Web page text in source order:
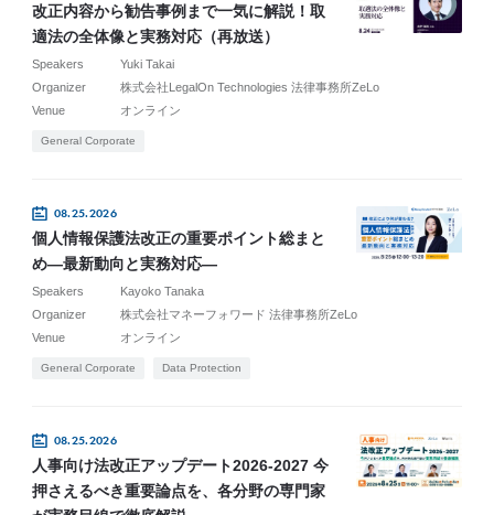
改正内容から勧告事例まで一気に解説！取
適法の全体像と実務対応（再放送）
Speakers
Yuki Takai
Organizer
株式会社LegalOn Technologies 法律事務所ZeLo
Venue
オンライン
General Corporate
08.25.2026
個人情報保護法改正の重要ポイント総まと
め―最新動向と実務対応―
Speakers
Kayoko Tanaka
Organizer
株式会社マネーフォワード 法律事務所ZeLo
Venue
オンライン
General Corporate Data Protection
08.25.2026
人事向け法改正アップデート2026-2027 今
押さえるべき重要論点を、各分野の専門家